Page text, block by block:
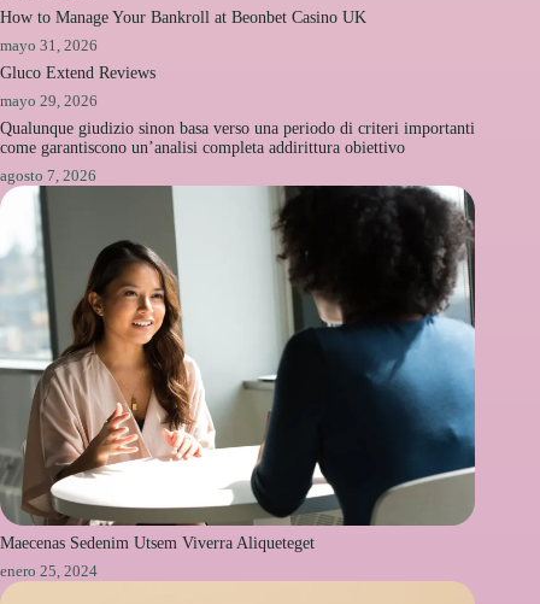
How to Manage Your Bankroll at Beonbet Casino UK
mayo 31, 2026
Gluco Extend Reviews
mayo 29, 2026
Qualunque giudizio sinon basa verso una periodo di criteri importanti
come garantiscono un’analisi completa addirittura obiettivo
agosto 7, 2026
Maecenas Sedenim Utsem Viverra Aliqueteget
enero 25, 2024